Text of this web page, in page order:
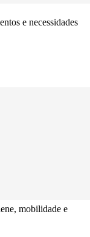
e necessidades
mobilidade e